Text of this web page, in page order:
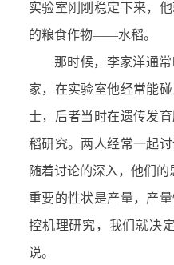
实验室刚刚稳定下来，
的粮食作物——水稻。
那时候，李家洋通
家，在实验室他经常能
士，后者当时在遗传发
稻研究。两人经常一起
随着讨论的深入，他们
重要的性状是产量，产
控机理研究，我们就决
说。